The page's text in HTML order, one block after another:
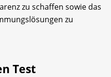
zu schaffen sowie das
zu
Test